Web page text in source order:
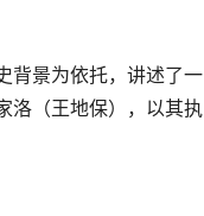
背景为依托，讲述了一
洛（王地保），以其执